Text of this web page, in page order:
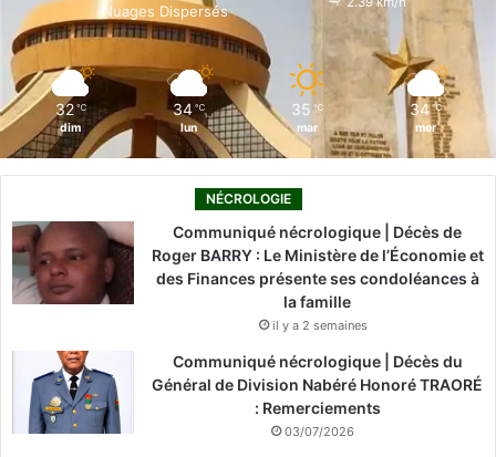
k
n
Nuages Dispersés
32 ℃
dim
34 ℃
lun
35 ℃
mar
34 ℃
mer
NÉCROLOGIE
Communiqué nécrologique | Décès de
Roger BARRY : Le Ministère de l’Économie et
des Finances présente ses condoléances à
la famille
il y a 2 semaines
Communiqué nécrologique | Décès du
Général de Division Nabéré Honoré TRAORÉ
: Remerciements
03/07/2026